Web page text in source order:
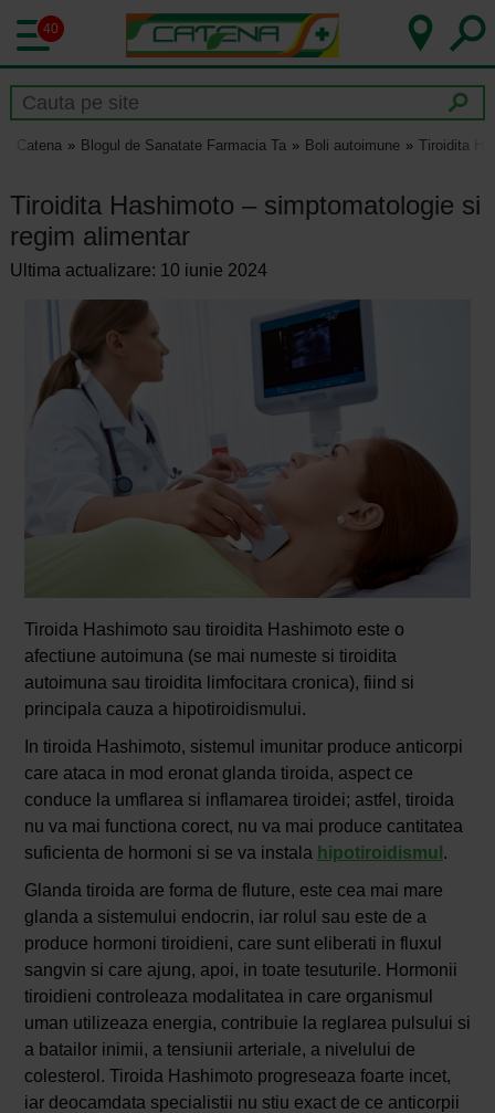
40
Catena Blogul de Sanatate Farmacia Ta Boli autoimune Tiroidita
Tiroidita Hashimoto – simptomatologie si
regim alimentar
Ultima actualizare: 10 iunie 2024
Tiroida Hashimoto sau tiroidita Hashimoto este o
afectiune autoimuna (se mai numeste si tiroidita
autoimuna sau tiroidita limfocitara cronica), fiind si
principala cauza a hipotiroidismului.
In tiroida Hashimoto, sistemul imunitar produce anticorpi
care ataca in mod eronat glanda tiroida, aspect ce
conduce la umflarea si inflamarea tiroidei; astfel, tiroida
nu va mai functiona corect, nu va mai produce cantitatea
suficienta de hormoni si se va instala hipotiroidismul .
Glanda tiroida are forma de fluture, este cea mai mare
glanda a sistemului endocrin, iar rolul sau este de a
produce hormoni tiroidieni, care sunt eliberati in fluxul
sangvin si care ajung, apoi, in toate tesuturile. Hormonii
tiroidieni controleaza modalitatea in care organismul
uman utilizeaza energia, contribuie la reglarea pulsului si
a batailor inimii, a tensiunii arteriale, a nivelului de
colesterol. Tiroida Hashimoto progreseaza foarte incet,
iar deocamdata specialistii nu stiu exact de ce anticorpii